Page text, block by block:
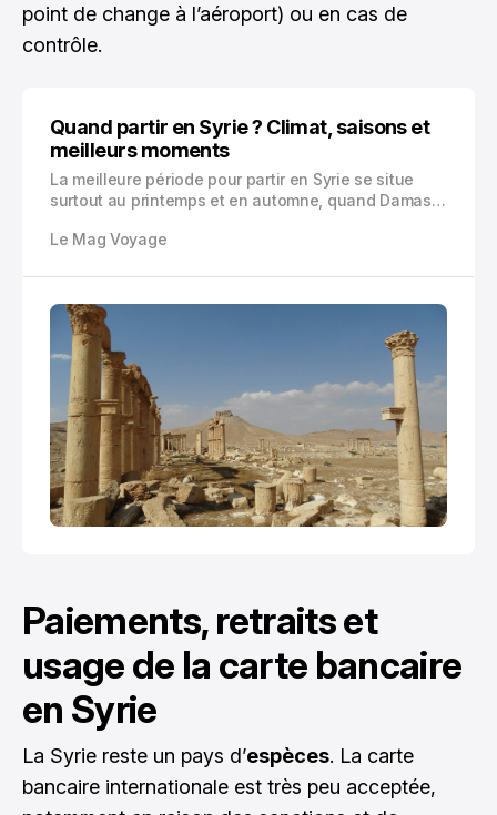
point de change à l’aéroport) ou en cas de
contrôle.
Quand partir en Syrie ? Climat, saisons et
meilleurs moments
La meilleure période pour partir en Syrie se situe
surtout au printemps et en automne, quand Damas,
restent agréables. Voici les mois à viser, ceux à
Le Mag Voyage
Paiements, retraits et
usage de la carte bancaire
en Syrie
La Syrie reste un pays d’espèces. La carte
bancaire internationale est très peu acceptée,